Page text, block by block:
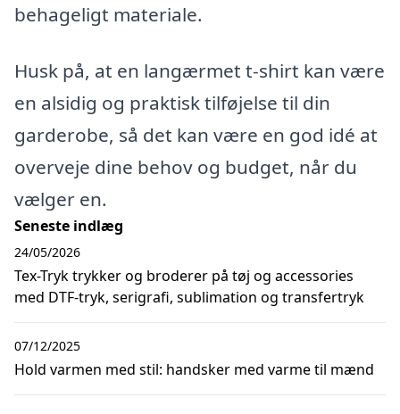
behageligt materiale.
Husk på, at en langærmet t-shirt kan være
en alsidig og praktisk tilføjelse til din
garderobe, så det kan være en god idé at
overveje dine behov og budget, når du
vælger en.
Seneste indlæg
Tex-Tryk trykker og broderer på tøj og accessories
med DTF-tryk, serigrafi, sublimation og transfertryk
24/05/2026
Hold varmen med stil: handsker med varme til mænd
07/12/2025